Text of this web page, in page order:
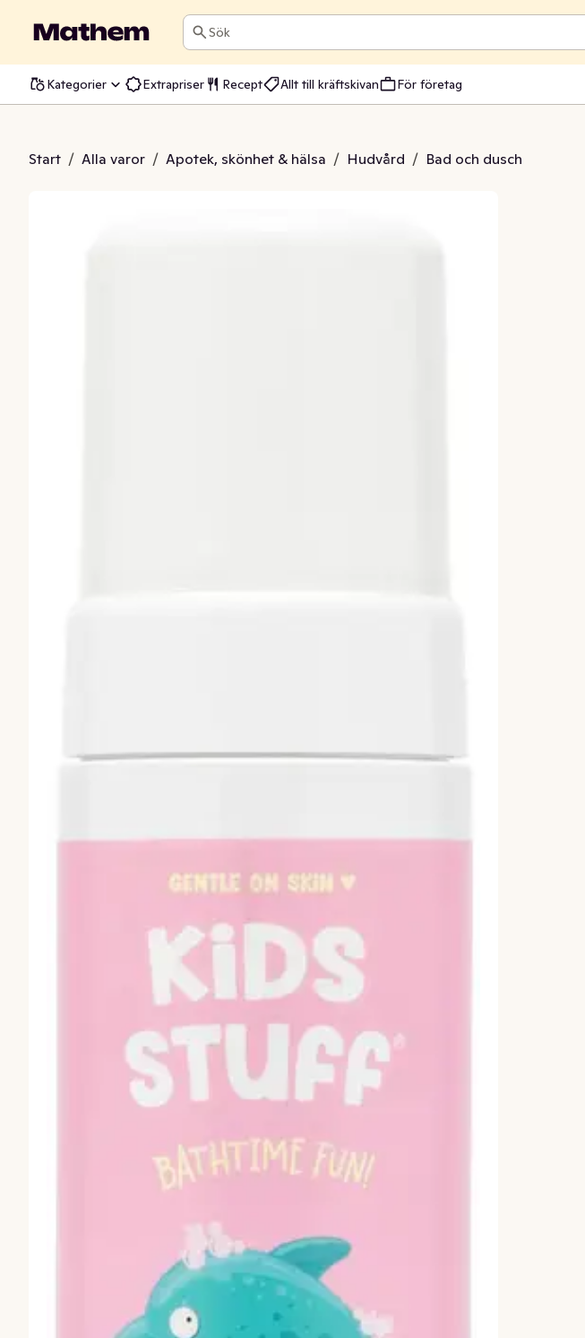
Sök
Kategorier Extrapriser Recept Allt till kräftskivan För företag
Start / Alla varor / Apotek, skönhet & hälsa / Hudvård / Bad och dusch
Body Wash Pink